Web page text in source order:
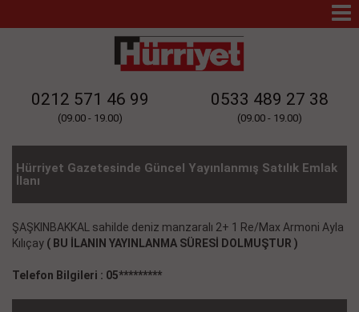
0212 571 46 99
(09.00 - 19.00)
0533 489 27 38
(09.00 - 19.00)
Hürriyet Gazetesinde Güncel Yayınlanmış Satılık Emlak
İlanı
ŞAŞKINBAKKAL sahilde deniz manzaralı 2+ 1 Re/Max Armoni Ayla
Kılıçay ( BU İLANIN YAYINLANMA SÜRESİ DOLMUŞTUR )
Telefon Bilgileri : 05*********